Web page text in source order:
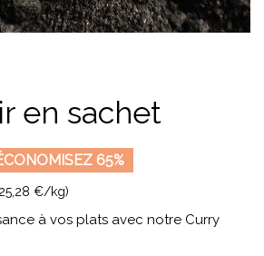
en sachet
65%
€/kg)
à vos plats avec notre Curry